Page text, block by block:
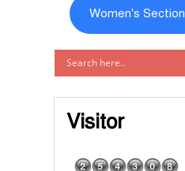
Women's Section
Visitor